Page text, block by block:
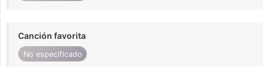
Canción favorita
No especificado